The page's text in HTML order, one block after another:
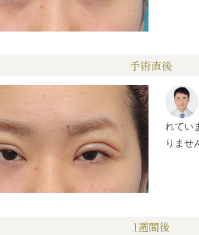
手術直後
れてい
りませ
1週間後